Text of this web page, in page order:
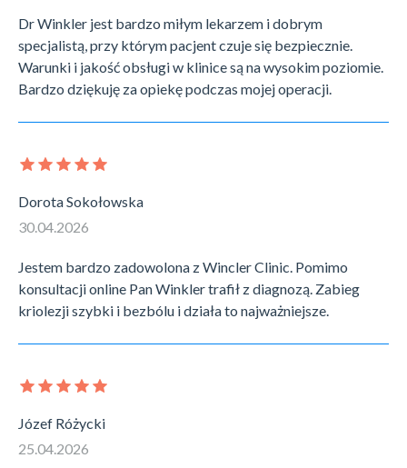
Dr Winkler jest bardzo miłym lekarzem i dobrym
specjalistą, przy którym pacjent czuje się bezpiecznie.
Warunki i jakość obsługi w klinice są na wysokim poziomie.
Bardzo dziękuję za opiekę podczas mojej operacji.
Dorota Sokołowska
30.04.2026
Jestem bardzo zadowolona z Wincler Clinic. Pomimo
konsultacji online Pan Winkler trafił z diagnozą. Zabieg
kriolezji szybki i bezbólu i działa to najważniejsze.
Józef Różycki
25.04.2026